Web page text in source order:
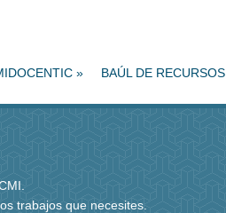
» BAÚL DE RECURSOS
trabajos que necesites.